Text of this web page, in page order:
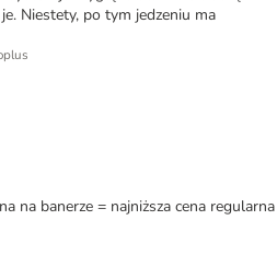
Niestety, po tym jedzeniu ma
na banerze = najniższa cena regularna